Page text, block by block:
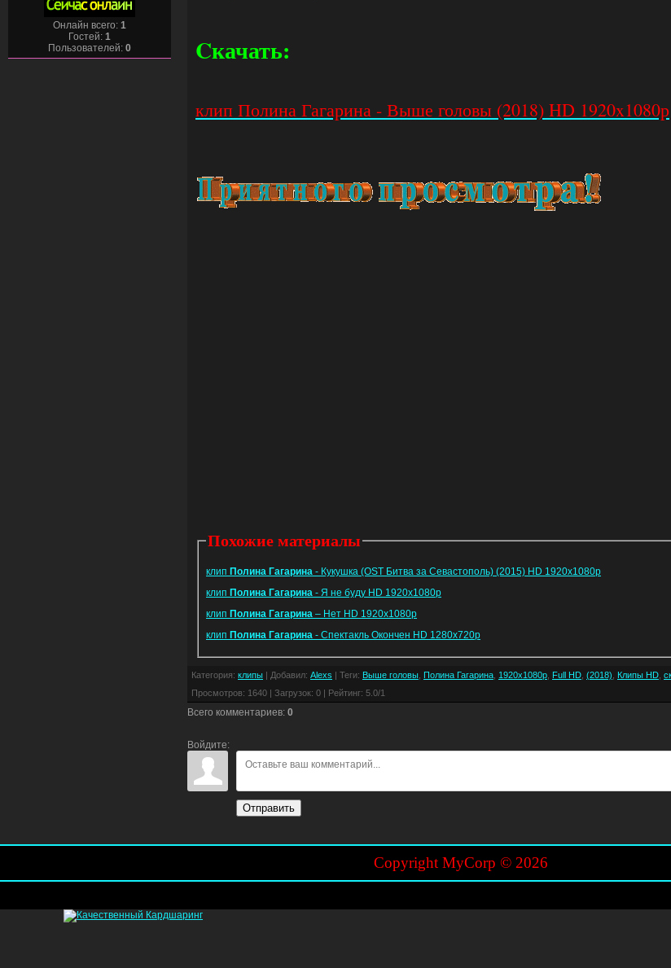
Онлайн всего: 1
Гостей: 1
Пользователей: 0 Cкачать:
клип Полина Гагарина - Выше головы (2018) HD 1920x1080р
Похожие материалы
клип Полина Гагарина - Кукушка (OST Битва за Севастополь) (2015) HD 1920x1080р
клип Полина Гагарина - Я не буду HD 1920x1080p
клип Полина Гагарина – Нет HD 1920x1080р
клип Полина Гагарина - Спектакль Окончен HD 1280x720p
Категория: клипы Добавил: Alexs Теги: Выше головы, Полина Гагарина, 1920x1080р, Full HD, (2018), Клипы HD,
Просмотров: 1640 Загрузок: 0 Рейтинг: 5.0/1
Всего комментариев: 0
Войдите:
Отправить
Copyright MyCorp © 2026